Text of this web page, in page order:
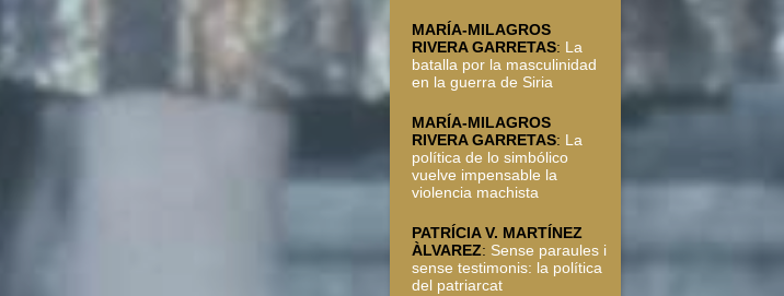
MARÍA-MILAGROS
RIVERA GARRETAS: La
batalla por la masculinidad
en la guerra de Siria
MARÍA-MILAGROS
RIVERA GARRETAS: La
política de lo simbólico
vuelve impensable la
violencia machista
PATRÍCIA V. MARTÍNEZ
ÀLVAREZ: Sense paraules i
sense testimonis: la política
del patriarcat